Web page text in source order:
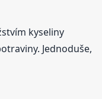
kyseliny
Jednoduše,